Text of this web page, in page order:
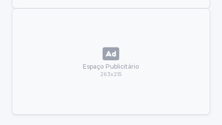
Espaço Publicitário
263x215